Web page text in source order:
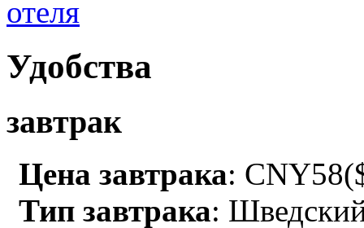
Удобства
завтрак
Цена завтрака:
Тип завтрака: